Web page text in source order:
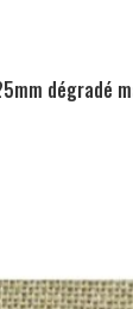
dégradé